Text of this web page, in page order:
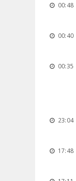
00:48
00:40
00:35
23:04
17:48